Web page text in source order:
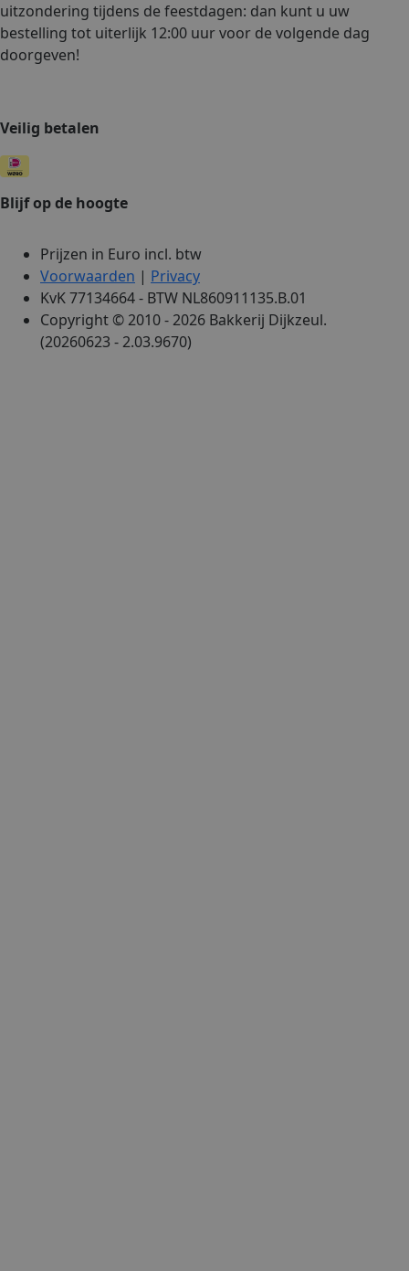
uitzondering tijdens de feestdagen: dan kunt u uw
bestelling tot uiterlijk 12:00 uur voor de volgende dag
doorgeven!
Veilig betalen
Blijf op de hoogte
Prijzen in Euro incl. btw
Voorwaarden | Privacy
KvK 77134664 - BTW NL860911135.B.01
Copyright © 2010 - 2026 Bakkerij Dijkzeul.
(20260623 - 2.03.9670)
CookieScriptConsent
CookieScript
webshop.bakkerijdijkzeul.nl